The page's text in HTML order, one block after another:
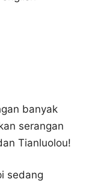
banyak
serangan
Tianluolou!
sedang